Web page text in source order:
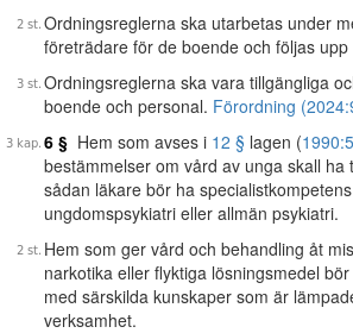
Ordningsreglerna ska utarbetas under
företrädare för de boende och följas
Ordningsreglerna ska vara tillgängliga
boende och personal. Förordning
6 § Hem som avses i 12 § lagen (
bestämmelser om vård av unga skall ha
sådan läkare bör ha
ungdomspsykiatri eller allmän psykiatri.
Hem som ger vård och behandling åt
narkotika eller flyktiga lösningsmedel
med särskilda kunskaper som är
verksamhet.